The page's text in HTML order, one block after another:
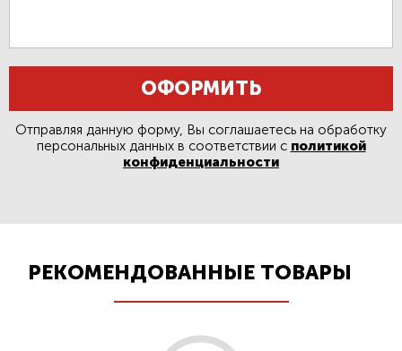
Отправляя данную форму, Вы соглашаетесь на обработку
персональных данных в соответствии с политикой
конфиденциальности
ОФОРМИТЬ
РЕКОМЕНДОВАННЫЕ ТОВАРЫ